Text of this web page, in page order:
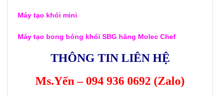
Máy tạo khói mini
Máy tạo bong bóng khói SBG hãng Molec Chef
THÔNG TIN LIÊN HỆ
Ms.Yến – 094 936 0692 (Zalo)